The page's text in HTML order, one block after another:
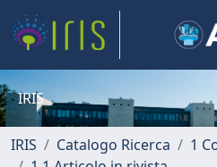
IRIS
IRIS Catalogo Ricerca
1